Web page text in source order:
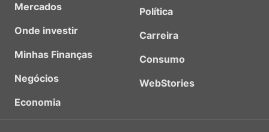
Mercados
Onde investir
Minhas Finanças
Negócios
Economia
Política
Carreira
Consumo
WebStories